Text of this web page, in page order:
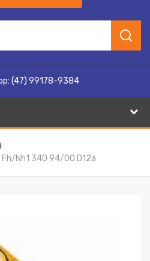
(47) 99178-9384
Fh/nh1 340 94/00 D12a